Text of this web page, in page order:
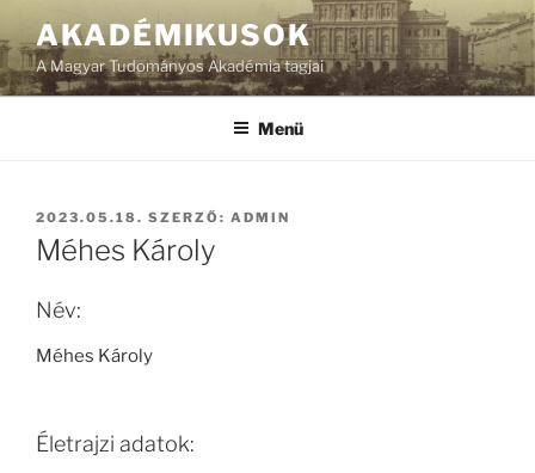
AKADÉMIKUSOK
A Magyar Tudományos Akadémia tagjai
Menü
BEKÜLDVE:
2023.05.18. SZERZŐ: ADMIN
Méhes Károly
Név:
Méhes Károly
Életrajzi adatok: